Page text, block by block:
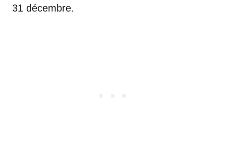
31 décembre.